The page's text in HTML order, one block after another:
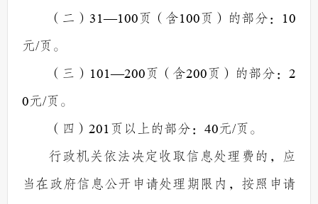
（二） 31—100页（含100页）的部分： 10
元/页。
（三） 101—200页（含200页）的部分：2
0元/页。
（四）201 页以上的部分：40元/页。
行政机关依法决定收取信息处理费的，应
当在政府信息公开申请处理期限内，按照申请